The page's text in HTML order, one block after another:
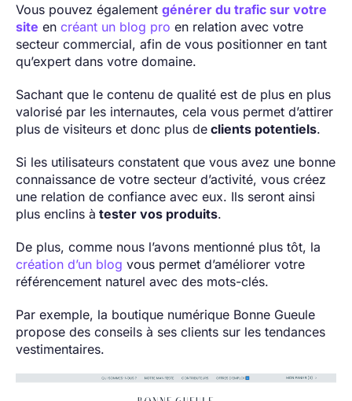
Vous pouvez également générer du trafic sur votre
site en créant un blog pro en relation avec votre
secteur commercial, afin de vous positionner en tant
qu’expert dans votre domaine.
Sachant que le contenu de qualité est de plus en plus
valorisé par les internautes, cela vous permet d’attirer
plus de visiteurs et donc plus de clients potentiels.
Si les utilisateurs constatent que vous avez une bonne
connaissance de votre secteur d’activité, vous créez
une relation de confiance avec eux. Ils seront ainsi
plus enclins à tester vos produits.
De plus, comme nous l’avons mentionné plus tôt, la
création d’un blog vous permet d’améliorer votre
référencement naturel avec des mots-clés.
Par exemple, la boutique numérique Bonne Gueule
propose des conseils à ses clients sur les tendances
vestimentaires.